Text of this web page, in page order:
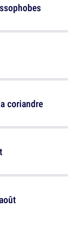
coriandre